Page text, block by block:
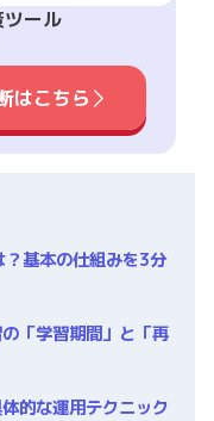
ール
はこちら
基本の仕組みを3分
「学習期間」と「再
的な運用テクニック